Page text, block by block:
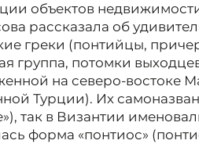
объектов
рассказала об
греки (понтийцы,
группа, потомки
на северо-востоке
Турции). Их
так в Византии
форма «понтиос»